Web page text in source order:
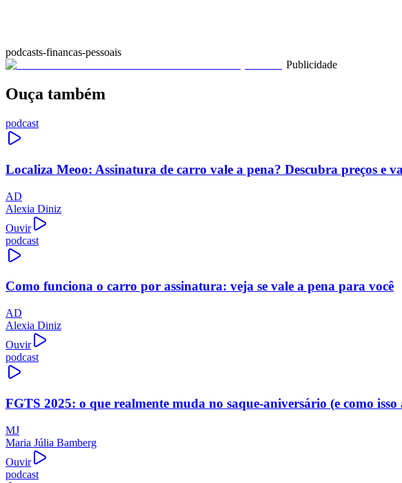
podcasts-financas-pessoais
Publicidade
Ouça também
podcast
Localiza Meoo: Assinatura de carro vale a pena? Descubra preços e
AD
Alexia Diniz
Ouvir
podcast
Como funciona o carro por assinatura: veja se vale a pena para você
AD
Alexia Diniz
Ouvir
podcast
FGTS 2025: o que realmente muda no saque-aniversário (e como isso
MJ
Maria Júlia Bamberg
Ouvir
podcast